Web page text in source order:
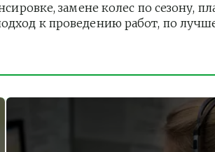
замене колес по сезону,
к проведению работ, по